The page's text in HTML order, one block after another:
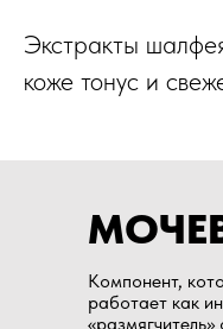
Экстракты
коже тонус и
Компонент,
работает как